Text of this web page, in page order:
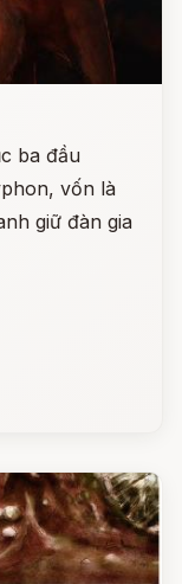
ba đầu
vốn là
giữ đàn gia